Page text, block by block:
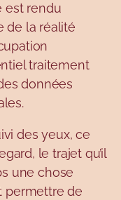
est rendu
de la réalité
traitement
données
des yeux, ce
le trajet qu’il
une chose
permettre de